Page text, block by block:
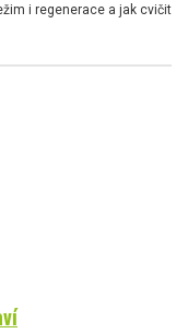
i regenerace a jak cvičit